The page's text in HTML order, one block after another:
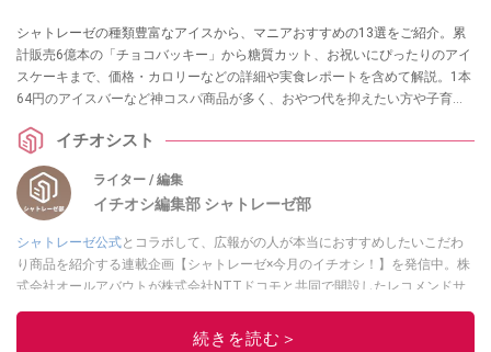
シャトレーゼの種類豊富なアイスから、マニアおすすめの13選をご紹介。累
計販売6億本の「チョコバッキー」から糖質カット、お祝いにぴったりのアイ
スケーキまで、価格・カロリーなどの詳細や実食レポートを含めて解説。1本
64円のアイスバーなど神コスパ商品が多く、おやつ代を抑えたい方や子育て
イチオシスト
ライター / 編集
イチオシ編集部 シャトレーゼ部
シャトレーゼ公式とコラボして、広報がの人が本当におすすめしたいこだわ
り商品を紹介する連載企画【シャトレーゼ×今月のイチオシ！】を発信中。株
式会社オールアバウトが株式会社NTTドコモと共同で開設したレコメンドサ
イト「イチオシ」編集部が、毎日トレンド情報をお届けしています。ぜひ
してください！
続きを読む＞